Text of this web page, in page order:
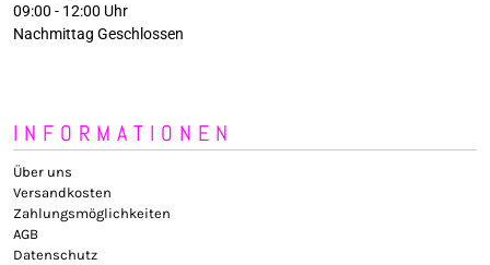
09:00 - 12:00 Uhr
Nachmittag Geschlossen
INFORMATIONEN
Über uns
Versandkosten
Zahlungsmöglichkeiten
AGB
Datenschutz